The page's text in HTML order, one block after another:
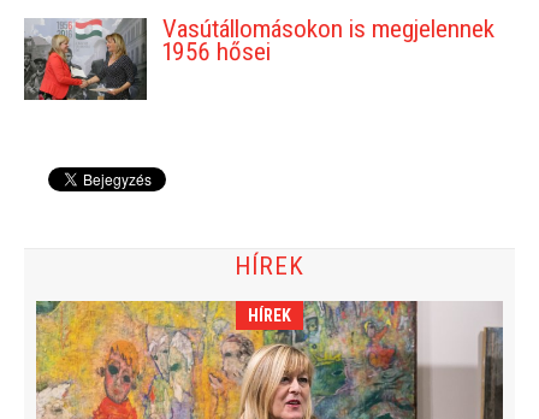
Vasútállomásokon is megjelennek
1956 hősei
HÍREK
HÍREK